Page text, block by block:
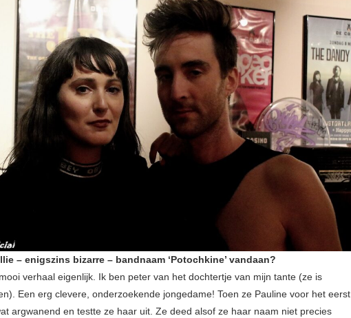
– enigszins bizarre – bandnaam ‘Potochkine’ vandaan?
verhaal eigenlijk. Ik ben peter van het dochtertje van mijn tante (ze is
Een erg clevere, onderzoekende jongedame! Toen ze Pauline voor het eerst
argwanend en testte ze haar uit. Ze deed alsof ze haar naam niet precies